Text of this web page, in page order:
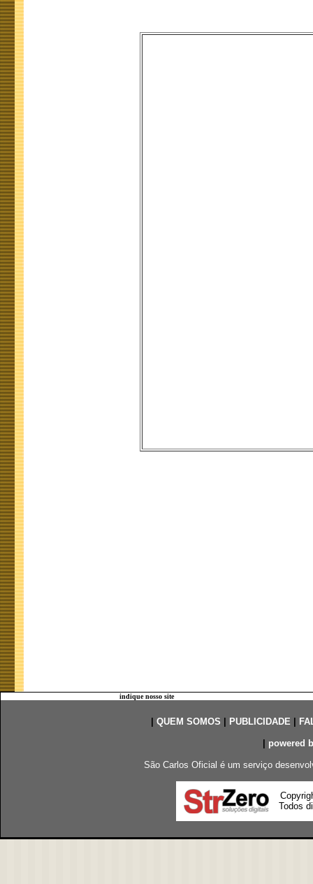
indique nosso site
QUEM SOMOS PUBLICIDADE|
powered
São Carlos Oficial é um serviço
Todos